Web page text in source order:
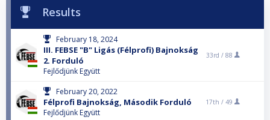
Results
February 18, 2024
III. FEBSE "B" Ligás (Félprofi) Bajnokság
2. Forduló
Fejlődjünk Együtt
33rd / 88
February 20, 2022
Félprofi Bajnokság, Második Forduló
Fejlődjünk Együtt
17th / 49